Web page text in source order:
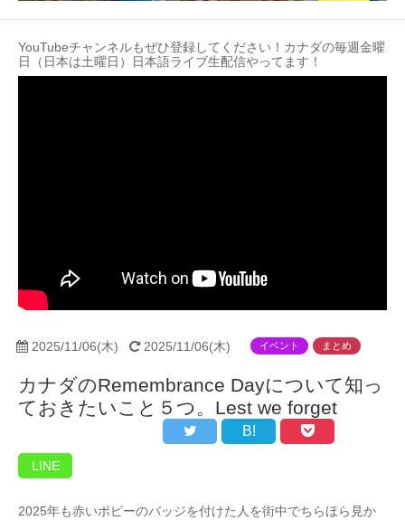
Contact
YouTubeチャンネルもぜひ登録してください！カナダの毎週金曜
日（日本は土曜日）日本語ライブ生配信やってます！
2025/11/06(木) 2025/11/06(木) イベント まとめ
カナダのRemembrance Dayについて知っ
ておきたいこと５つ。Lest we forget
B!
LINE
2025年も赤いポピーのバッジを付けた人を街中でちらほら見か